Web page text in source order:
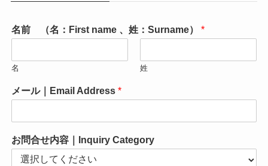
名前 （名：First name 、姓：Surname） *
名 姓
メール｜Email Address *
お問合せ内容｜Inquiry Category